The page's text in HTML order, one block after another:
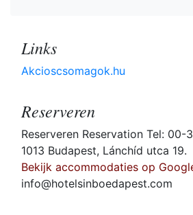
Links
Akcioscsomagok.hu
Reserveren
Reserveren Reservation Tel: 00-
1013 Budapest, Lánchíd utca 19.
Bekijk accommodaties op
info@hotelsinboedapest.com